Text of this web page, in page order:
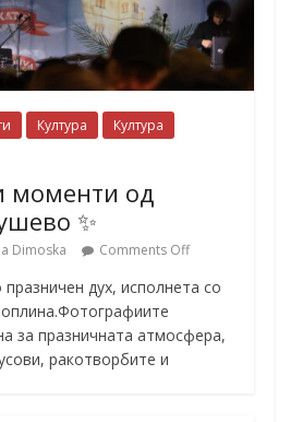
Култура
Култура
моменти од
✨
Dimoska Comments Off
дух, исполнета со
за празничната атмосфера,
ракотворбите и